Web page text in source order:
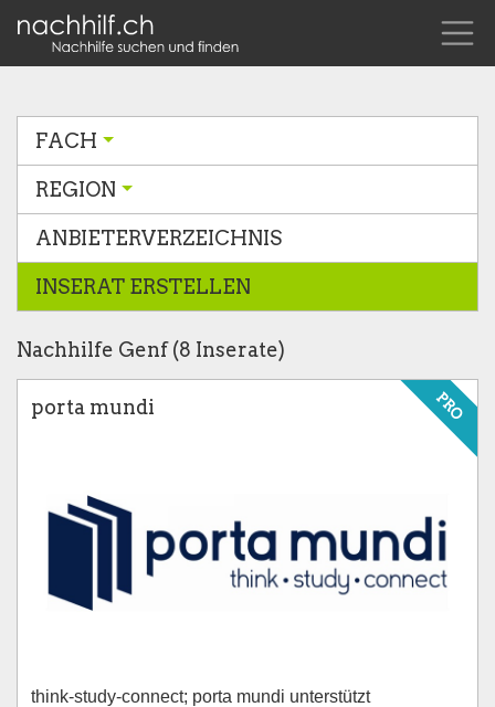
FACH
REGION
ANBIETERVERZEICHNIS
INSERAT ERSTELLEN
Nachhilfe Genf (8 Inserate)
PRO
porta mundi
think-study-connect; porta mundi unterstützt